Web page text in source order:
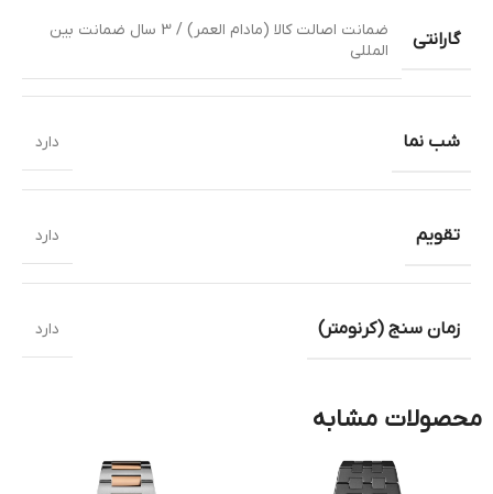
گارانتی
ضمانت اصالت کالا (مادام العمر) / 3 سال ضمانت بین
المللی
شب نما دارد
تقویم دارد
زمان سنج (کرنومتر) دارد
محصولات مشابه